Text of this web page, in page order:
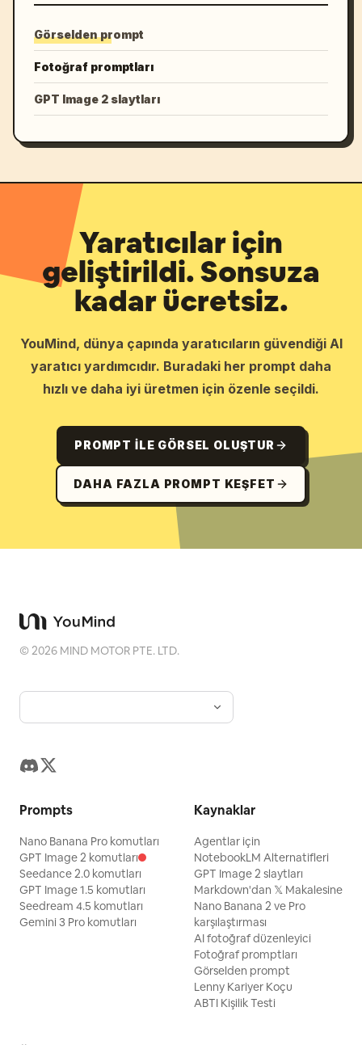
Görselden prompt
Fotoğraf promptları
GPT Image 2 slaytları
Yaratıcılar için
geliştirildi. Sonsuza
kadar ücretsiz.
YouMind, dünya çapında yaratıcıların güvendiği AI
yaratıcı yardımcıdır. Buradaki her prompt daha
hızlı ve daha iyi üretmen için özenle seçildi.
PROMPT ILE GÖRSEL OLUŞTUR
DAHA FAZLA PROMPT KEŞFET
©2026 MIND MOTOR PTE. LTD.
Prompts
Nano Banana Pro komutları
GPT Image 2 komutları
Seedance 2.0 komutları
GPT Image 1.5 komutları
Seedream 4.5 komutları
Gemini 3 Pro komutları
Kaynaklar
Agentlar için
NotebookLM Alternatifleri
GPT Image 2 slaytları
Markdown'dan 𝕏 Makalesine
Nano Banana 2 ve Pro
karşılaştırması
AI fotoğraf düzenleyici
Fotoğraf promptları
Görselden prompt
Lenny Kariyer Koçu
ABTI Kişilik Testi